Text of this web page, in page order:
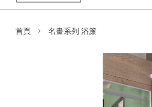
首頁 › 名畫系列 浴簾